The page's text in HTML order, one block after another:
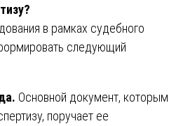
в рамках судебного
следующий
Основной документ, которым
поручает ее